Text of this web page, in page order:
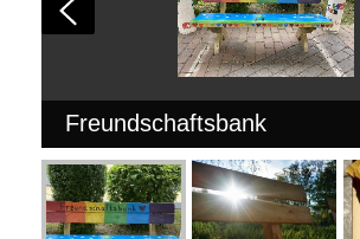
Freundschaftsbank